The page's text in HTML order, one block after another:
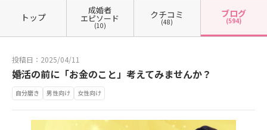
トップ
成婚者
エピソード
(10)
クチコミ
(48)
ブログ
(594)
投稿日：2025/04/11
婚活の前に「お金のこと」考えてみませんか？
自分磨き 男性向け 女性向け